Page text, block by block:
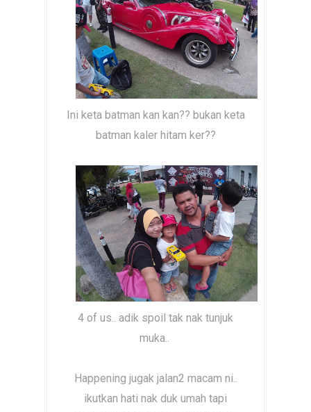
Ini keta batman kan kan?? bukan keta
batman kaler hitam ker??
4 of us.. adik spoil tak nak tunjuk
muka..
Happening jugak jalan2 macam ni..
ikutkan hati nak duk umah tapi